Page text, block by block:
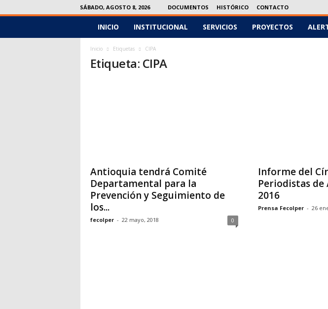
SÁBADO, AGOSTO 8, 2026 DOCUMENTOS HISTÓRICO CONTACTO
e
c
INICIO INSTITUCIONAL SERVICIOS PROYECTOS
Inicio Etiquetas CIPA
Etiqueta: CIPA
Antioquia tendrá Comité
Departamental para la
Prevención y Seguimiento de
los...
fecolper - 22 mayo, 2018 0
Informe del
Periodistas de
2016
Prensa Fecolper - 26